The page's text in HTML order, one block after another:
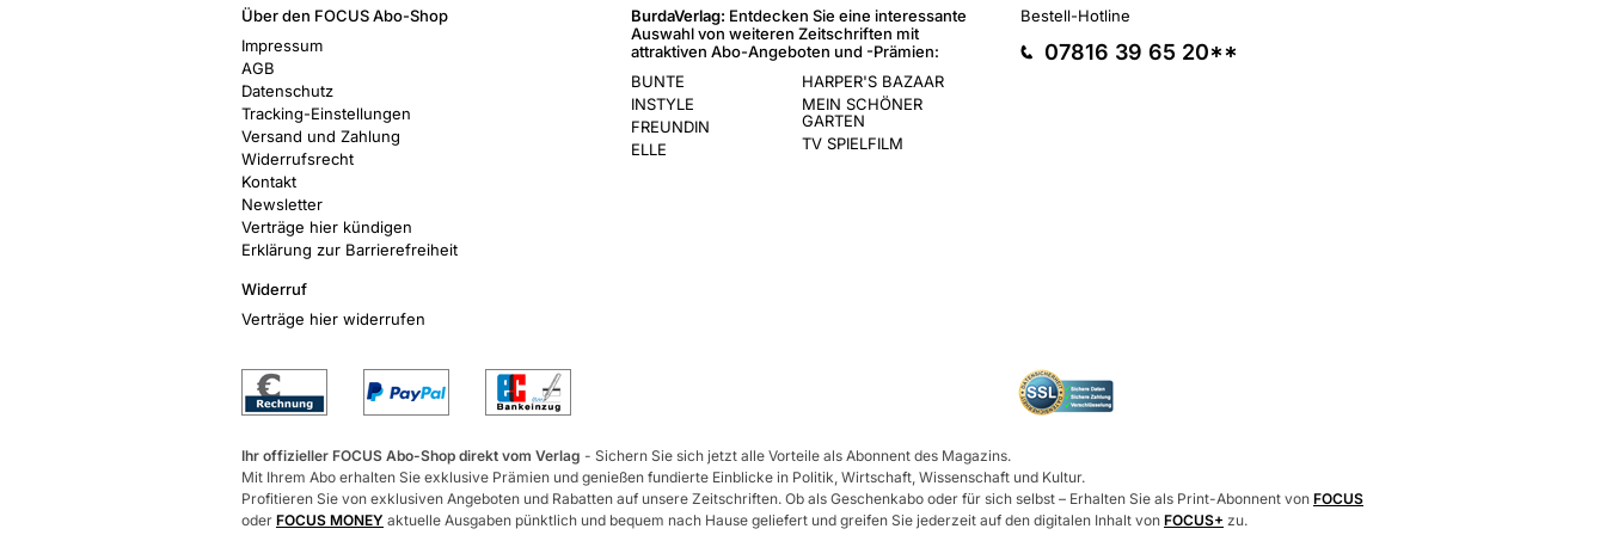
Über den FOCUS Abo-Shop
Impressum
AGB
Datenschutz
Tracking-Einstellungen
Versand und Zahlung
Widerrufsrecht
Kontakt
Newsletter
Verträge hier kündigen
Erklärung zur Barrierefreiheit
Widerruf
Verträge hier widerrufen
BurdaVerlag: Entdecken Sie eine interessante
Auswahl von weiteren Zeitschriften mit
attraktiven Abo-Angeboten und -Prämien:
BUNTE
INSTYLE
FREUNDIN
ELLE
HARPER'S BAZAAR
MEIN SCHÖNER
GARTEN
TV SPIELFILM
Bestell-Hotline
07816 39 65 20**
Ihr offizieller FOCUS Abo-Shop direkt vom Verlag - Sichern Sie sich jetzt alle Vorteile als Abonnent des Magazins.
Mit Ihrem Abo erhalten Sie exklusive Prämien und genießen fundierte Einblicke in Politik, Wirtschaft, Wissenschaft und Kultur.
Profitieren Sie von exklusiven Angeboten und Rabatten auf unsere Zeitschriften. Ob als Geschenkabo oder für sich selbst – Erhalten Sie als Print-Abonnent von FOCUS
oder FOCUS MONEY aktuelle Ausgaben pünktlich und bequem nach Hause geliefert und greifen Sie jederzeit auf den digitalen Inhalt von FOCUS+ zu.